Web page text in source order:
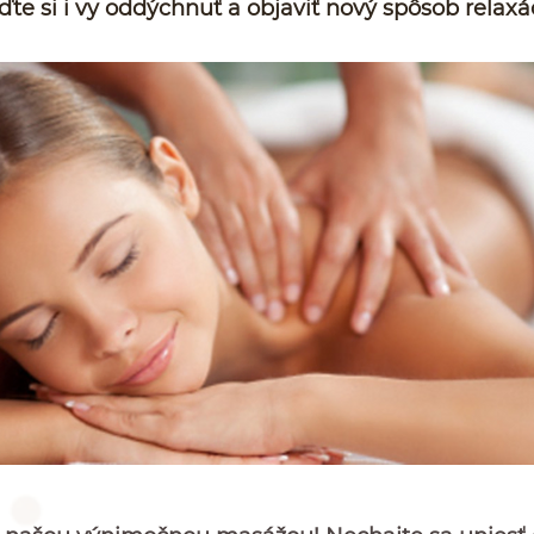
si i vy oddýchnuť a objaviť nový spôsob